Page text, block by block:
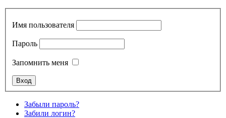
Имя пользователя
Пароль
Запомнить меня
Забыли пароль?
Забили логин?